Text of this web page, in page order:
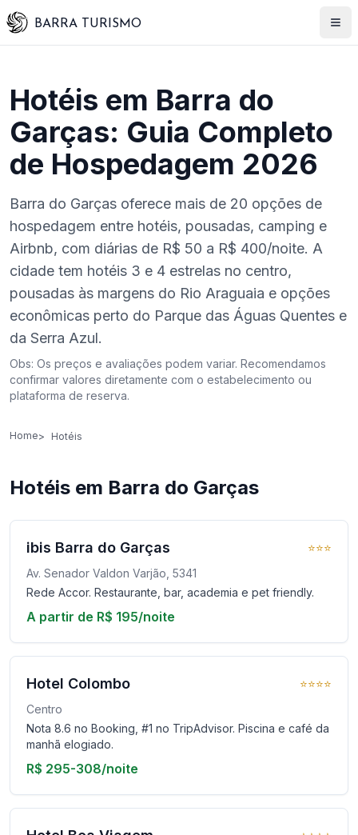
BARRA TURISMO
Hotéis em Barra do
Garças: Guia Completo
de Hospedagem 2026
Barra do Garças oferece mais de 20 opções de
hospedagem entre hotéis, pousadas, camping e
Airbnb, com diárias de R$ 50 a R$ 400/noite. A
cidade tem hotéis 3 e 4 estrelas no centro,
pousadas às margens do Rio Araguaia e opções
econômicas perto do Parque das Águas Quentes e
da Serra Azul.
Obs: Os preços e avaliações podem variar. Recomendamos
confirmar valores diretamente com o estabelecimento ou
plataforma de reserva.
Home Hotéis
Hotéis em Barra do Garças
ibis Barra do Garças
⭐⭐⭐
Av. Senador Valdon Varjão, 5341
Rede Accor. Restaurante, bar, academia e pet friendly.
A partir de R$ 195/noite
Hotel Colombo
⭐⭐⭐⭐
Centro
Nota 8.6 no Booking, #1 no TripAdvisor. Piscina e café da
manhã elogiado.
R$ 295-308/noite